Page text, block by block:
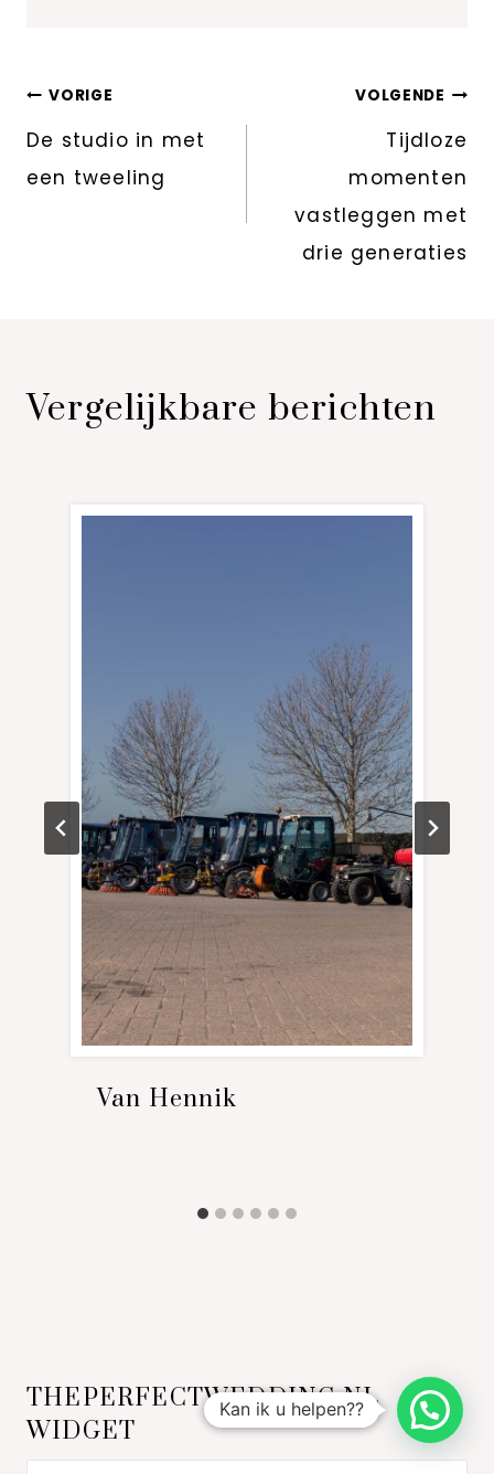
Bericht
navigatie
VORIGE
De studio in met
een tweeling
VOLGENDE
Tijdloze
momenten
vastleggen met
drie generaties
Vergelijkbare berichten
Van Hennik
THEPERFECTWEDDING.NL
WIDGET